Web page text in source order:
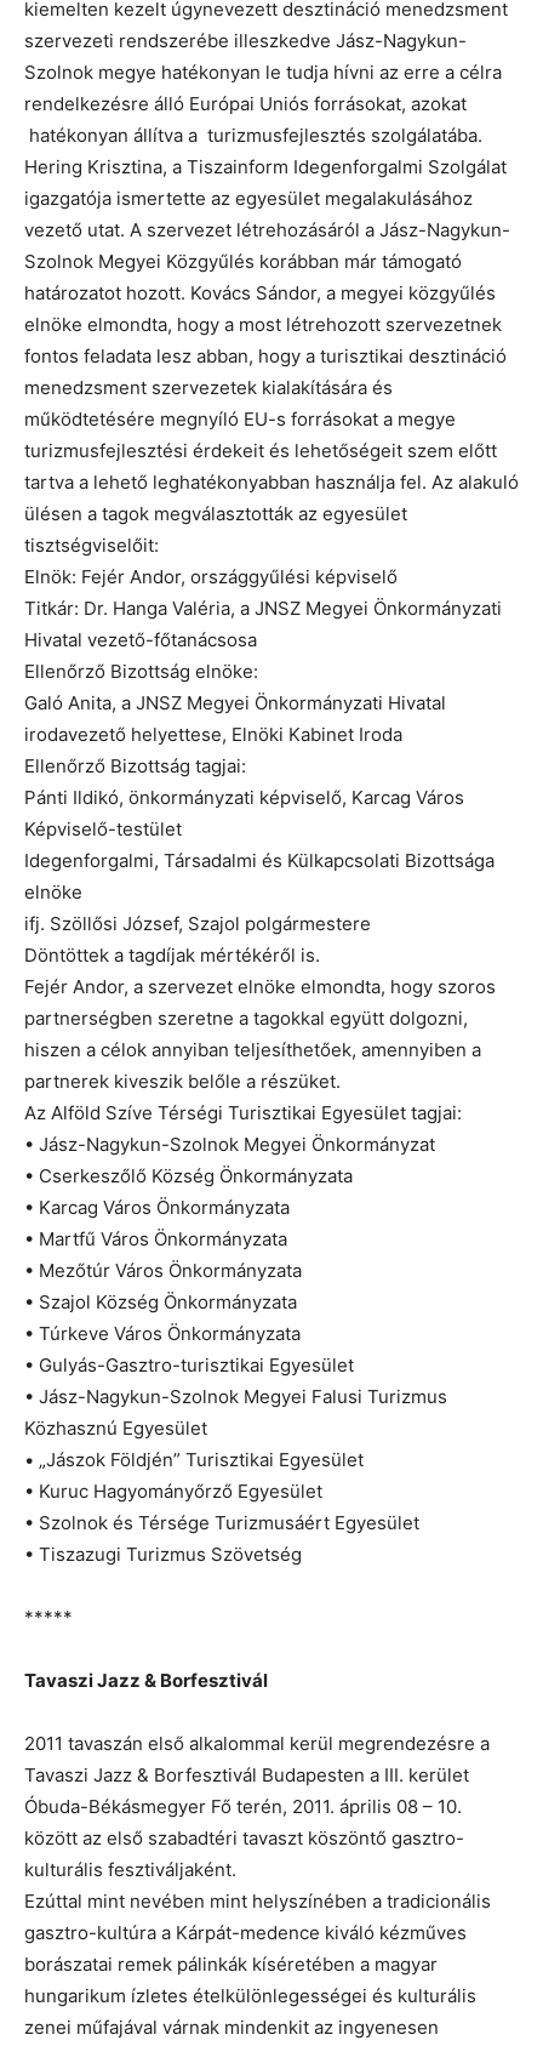
kiemelten kezelt úgynevezett desztináció menedzsment
szervezeti rendszerébe illeszkedve Jász-Nagykun-
Szolnok megye hatékonyan le tudja hívni az erre a célra
rendelkezésre álló Európai Uniós forrásokat, azokat
hatékonyan állítva a turizmusfejlesztés szolgálatába.
Hering Krisztina, a Tiszainform Idegenforgalmi Szolgálat
igazgatója ismertette az egyesület megalakulásához
vezető utat. A szervezet létrehozásáról a Jász-Nagykun-
Szolnok Megyei Közgyűlés korábban már támogató
határozatot hozott. Kovács Sándor, a megyei közgyűlés
elnöke elmondta, hogy a most létrehozott szervezetnek
fontos feladata lesz abban, hogy a turisztikai desztináció
menedzsment szervezetek kialakítására és
működtetésére megnyíló EU-s forrásokat a megye
turizmusfejlesztési érdekeit és lehetőségeit szem előtt
tartva a lehető leghatékonyabban használja fel. Az alakuló
ülésen a tagok megválasztották az egyesület
tisztségviselőit:
Elnök: Fejér Andor, országgyűlési képviselő
Titkár: Dr. Hanga Valéria, a JNSZ Megyei Önkormányzati
Hivatal vezető-főtanácsosa
Ellenőrző Bizottság elnöke:
Galó Anita, a JNSZ Megyei Önkormányzati Hivatal
irodavezető helyettese, Elnöki Kabinet Iroda
Ellenőrző Bizottság tagjai:
Pánti Ildikó, önkormányzati képviselő, Karcag Város
Képviselő-testület
Idegenforgalmi, Társadalmi és Külkapcsolati Bizottsága
elnöke
ifj. Szöllősi József, Szajol polgármestere
Döntöttek a tagdíjak mértékéről is.
Fejér Andor, a szervezet elnöke elmondta, hogy szoros
partnerségben szeretne a tagokkal együtt dolgozni,
hiszen a célok annyiban teljesíthetőek, amennyiben a
partnerek kiveszik belőle a részüket.
Az Alföld Szíve Térségi Turisztikai Egyesület tagjai:
• Jász-Nagykun-Szolnok Megyei Önkormányzat
• Cserkeszőlő Község Önkormányzata
• Karcag Város Önkormányzata
• Martfű Város Önkormányzata
• Mezőtúr Város Önkormányzata
• Szajol Község Önkormányzata
• Túrkeve Város Önkormányzata
• Gulyás-Gasztro-turisztikai Egyesület
• Jász-Nagykun-Szolnok Megyei Falusi Turizmus
Közhasznú Egyesület
• „Jászok Földjén” Turisztikai Egyesület
• Kuruc Hagyományőrző Egyesület
• Szolnok és Térsége Turizmusáért Egyesület
• Tiszazugi Turizmus Szövetség
*****
Tavaszi Jazz & Borfesztivál
2011 tavaszán első alkalommal kerül megrendezésre a
Tavaszi Jazz & Borfesztivál Budapesten a III. kerület
Óbuda-Békásmegyer Fő terén, 2011. április 08 – 10.
között az első szabadtéri tavaszt köszöntő gasztro-
kulturális fesztiváljaként.
Ezúttal mint nevében mint helyszínében a tradicionális
gasztro-kultúra a Kárpát-medence kiváló kézműves
borászatai remek pálinkák kíséretében a magyar
hungarikum ízletes ételkülönlegességei és kulturális
zenei műfajával várnak mindenkit az ingyenesen